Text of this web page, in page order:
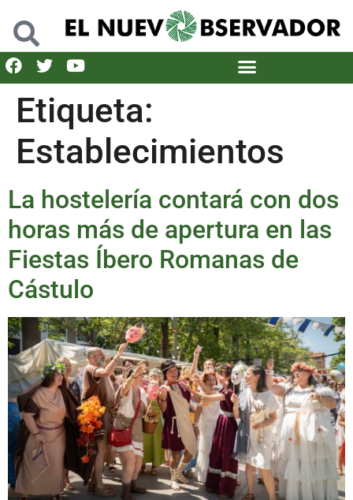
Etiqueta:
Establecimientos
La hostelería contará con dos
horas más de apertura en las
Fiestas Íbero Romanas de
Cástulo